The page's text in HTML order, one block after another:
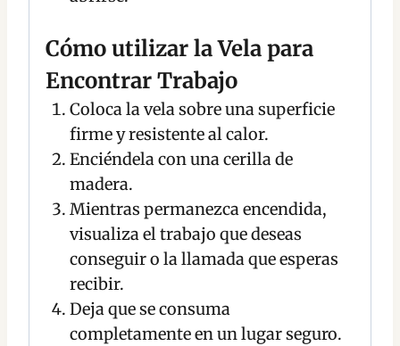
Cómo utilizar la Vela para
Encontrar Trabajo
Coloca la vela sobre una superficie
firme y resistente al calor.
Enciéndela con una cerilla de
madera.
Mientras permanezca encendida,
visualiza el trabajo que deseas
conseguir o la llamada que esperas
recibir.
Deja que se consuma
completamente en un lugar seguro.